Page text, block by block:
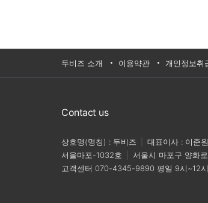
두비즈 소개 이용약관 개인정보취
Contact us
상호명(명칭) : 두비즈 대표이사 : 이준원
서울마포-1032호
서울시 마포구 양화
고객센터 070-4345-9890 평일 9시~12